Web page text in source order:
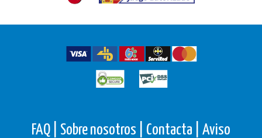
FAQ | Sobre nosotros | Contacta | Aviso